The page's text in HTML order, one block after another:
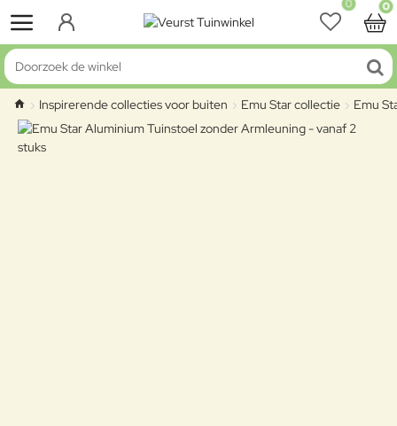
0 0
Doorzoek de winkel
home
Inspirerende collecties voor buiten Emu Star collectie Emu